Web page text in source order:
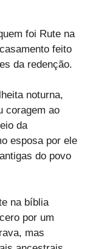
foi Rute na
feito
da redenção.
noturna,
coragem ao
da
esposa por ele
do povo
na bíblia
por um
mas